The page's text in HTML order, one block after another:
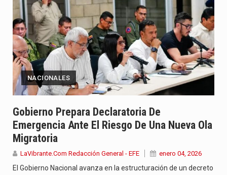
El dúo bogotano presenta una nueva versión de su segundo…
La colaboración, inspirada en Cien años de soledad de Gabriel…
La comedia romántica escrita y dirigida por Dago García cuenta…
La poeta, cantante, compositora y actriz presenta una nueva edición…
El Grupo Planeta presenta una nueva selección editorial para este…
La agrupación sorprendió a los pasajeros de Circular Sur con…
NACIONALES
Gobierno Prepara Declaratoria De
Emergencia Ante El Riesgo De Una Nueva Ola
Migratoria
LaVibrante.Com Redacción General - EFE enero 04, 2026
El Gobierno Nacional avanza en la estructuración de un decreto